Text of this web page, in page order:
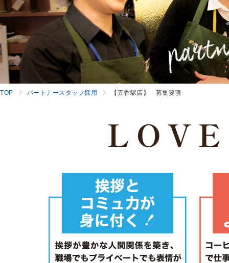
TOP パートナースタッフ採用 【五香駅店】 募集要項